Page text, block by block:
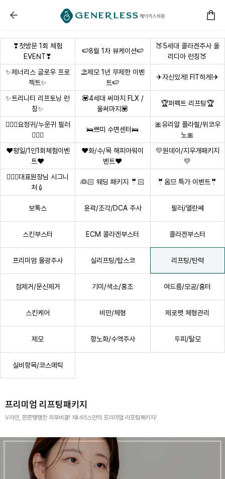
리프팅/탄력 :: 부천피부과
❣첫방문 1회 체험
EVENT❣
🍉8월 1차 뷰케이션🍉
🍑5세대 콜라겐주사 올
리디아 런칭🍑
✨제너리스 글로우 프로
젝트✨
⛱️제모 1년 무제한 이벤
트🍉
✈자신있게! FIT하게!✈
✨트리니티 리프토닝 런
칭✨
💟4세대 써마지 FLX /
울써마지💟
🏆퍼펙트 리프팅🏆
🧚🏻‍♀요정귀/누운귀 필러
🧚🏻‍♀
🛌쁘띠 수면센터🛌
🎀유리알 플라필/위코우
노🎀
❤평일/1인1회체험이벤
트❤
❤화/수/목 해피아워이
벤트❤
💛원데이/지우개패키지
💛
👩🏻‍⚕대표원장님 시그니
처💉
👰🏻 웨딩 패키지 🤵🏻 🤵옴므 특가 이벤트🤵
보톡스 윤곽/조각/DCA 주사 필러/엘란쎄
스킨부스터 ECM 콜라겐부스터 콜라겐부스터
프리미엄 물광주사 실리프팅/탑스코 리프팅/탄력
점제거/문신제거 기미/색소/홍조 여드름/모공/흉터
스킨케어 비만/체형 제로팻 체형관리
제모 항노화/수액주사 두피/탈모
실비항목/코스메틱
프리미엄 리프팅패키지
V라인, 쫀쫀탱탱한 피부비결! 제너리스만의 프리미엄 리프팅패키지!